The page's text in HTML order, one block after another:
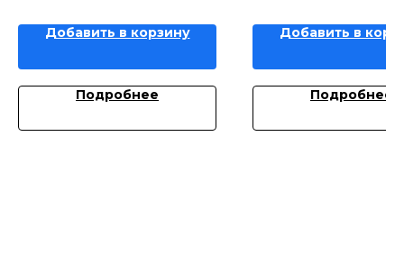
Добавить в корзину
Подробнее
Добавить в
Подробнее